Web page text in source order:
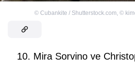
© Cubankite / Shutterstock.com ©
10. Mira Sorvino ve